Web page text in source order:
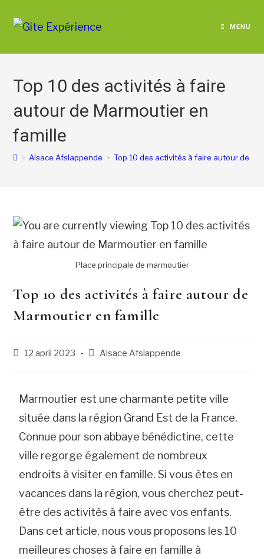
MENU
Top 10 des activités à faire
autour de Marmoutier en
famille
> Alsace Afslappende > Top 10 des activités à faire autour de
Place principale de marmoutier
Top 10 des activités à faire autour de
Marmoutier en famille
12 april 2023 Alsace Afslappende
Marmoutier est une charmante petite ville
située dans la région Grand Est de la France.
Connue pour son abbaye bénédictine, cette
ville regorge également de nombreux
endroits à visiter en famille. Si vous êtes en
vacances dans la région, vous cherchez peut-
être des activités à faire avec vos enfants.
Dans cet article, nous vous proposons les 10
meilleures choses à faire en famille à